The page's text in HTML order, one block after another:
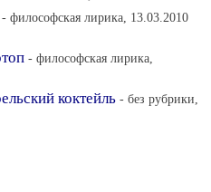
- философская лирика, 13.03.2010
- философская лирика,
коктейль - без рубрики,